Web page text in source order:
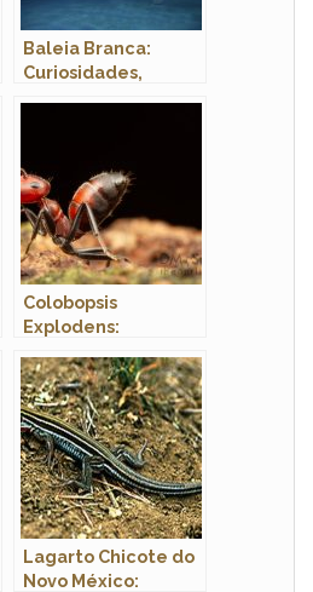
Baleia Branca:
Curiosidades,
Colobopsis
Explodens:
Nome Cientifico,
Fotos e Tamanho
Lagarto Chicote do
Novo México: